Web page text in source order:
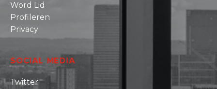
Word Lid
Profileren
Privacy
SOCIAL MEDIA
Twitter